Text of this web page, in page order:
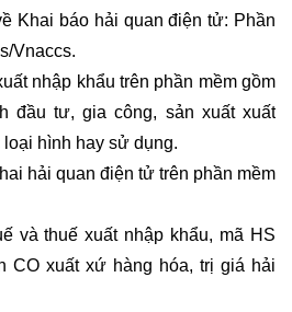
Khai báo hải quan điện tử: Phần
Vnaccs.
nhập khẩu trên phần mềm gồm
đầu tư, gia công, sản xuất xuất
loại hình hay sử dụng.
hải quan điện tử trên phần mềm
và thuế xuất nhập khẩu, mã HS
CO xuất xứ hàng hóa, trị giá hải